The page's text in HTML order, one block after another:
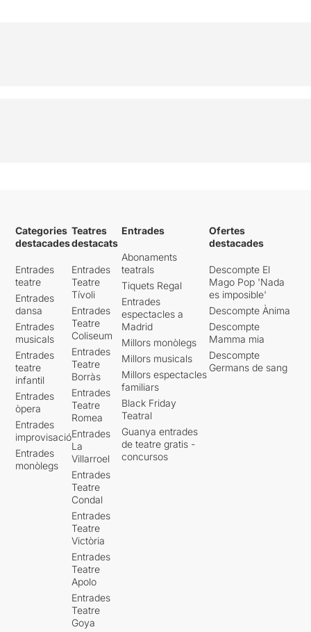
Categories
destacades
Entrades
teatre
Entrades
dansa
Entrades
musicals
Entrades
teatre
infantil
Entrades
òpera
Entrades
improvisació
Entrades
monòlegs
Teatres
destacats
Entrades
Teatre
Tívoli
Entrades
Teatre
Coliseum
Entrades
Teatre
Borràs
Entrades
Teatre
Romea
Entrades
La
Villarroel
Entrades
Teatre
Condal
Entrades
Teatre
Victòria
Entrades
Teatre
Apolo
Entrades
Teatre
Goya
Entrades
Abonaments
teatrals
Tiquets Regal
Entrades
espectacles a
Madrid
Millors monòlegs
Millors musicals
Millors espectacles
familiars
Black Friday
Teatral
Guanya entrades
de teatre gratis -
concursos
Ofertes
destacades
Descompte El
Mago Pop 'Nada
es imposible'
Descompte Ànima
Descompte
Mamma mia
Descompte
Germans de sang